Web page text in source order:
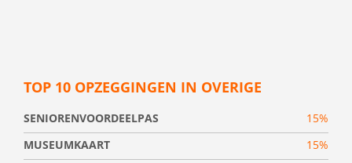
TOP 10 OPZEGGINGEN IN OVERIGE
SENIORENVOORDEELPAS
15%
MUSEUMKAART
15%